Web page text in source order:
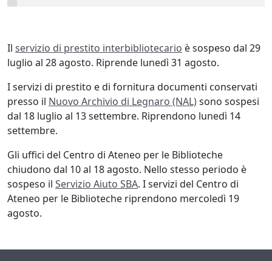
Il servizio di prestito interbibliotecario è sospeso dal 29
luglio al 28 agosto. Riprende lunedì 31 agosto.
I servizi di prestito e di fornitura documenti conservati
presso il Nuovo Archivio di Legnaro (NAL)sono sospesi
dal 18 luglio al 13 settembre. Riprendono lunedì 14
settembre.
Gli uffici del Centro di Ateneo per le Biblioteche
chiudono dal 10 al 18 agosto. Nello stesso periodo è
sospeso il Servizio Aiuto SBA. I servizi del Centro di
Ateneo per le Biblioteche riprendono mercoledì 19
agosto.